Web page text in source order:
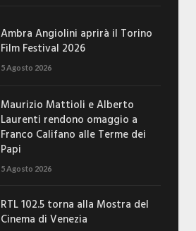
Ambra Angiolini aprirà il Torino
Film Festival 2026
5 Agosto 2026
Maurizio Mattioli e Alberto
Laurenti rendono omaggio a
Franco Califano alle Terme dei
Papi
5 Agosto 2026
RTL 102.5 torna alla Mostra del
Cinema di Venezia